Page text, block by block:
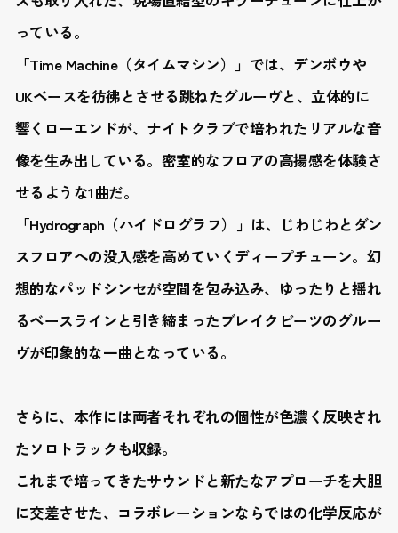
っている。
「Time Machine（タイムマシン）」では、デンボウや
UKベースを彷彿とさせる跳ねたグルーヴと、立体的に
響くローエンドが、ナイトクラブで培われたリアルな音
像を生み出している。密室的なフロアの高揚感を体験さ
せるような1曲だ。
「Hydrograph（ハイドログラフ）」は、じわじわとダン
スフロアへの没入感を高めていくディープチューン。幻
想的なパッドシンセが空間を包み込み、ゆったりと揺れ
るベースラインと引き締まったブレイクビーツのグルー
ヴが印象的な一曲となっている。
さらに、本作には両者それぞれの個性が色濃く反映され
たソロトラックも収録。
これまで培ってきたサウンドと新たなアプローチを大胆
に交差させた、コラボレーションならではの化学反応が